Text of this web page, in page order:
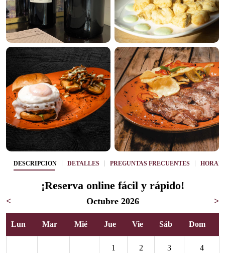
DESCRIPCIÓN DETALLES PREGUNTAS FRECUENTES
¡Reserva online fácil y rápido!
< Octubre 2026 >
Lun Mar Mié Jue Vie Sáb Dom
1 2 3 4